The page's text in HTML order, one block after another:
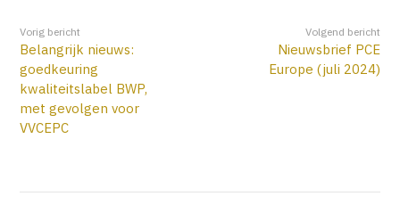
Vorig bericht
Belangrijk nieuws:
goedkeuring
kwaliteitslabel BWP,
met gevolgen voor
VVCEPC
Volgend bericht
Nieuwsbrief PCE
Europe (juli 2024)